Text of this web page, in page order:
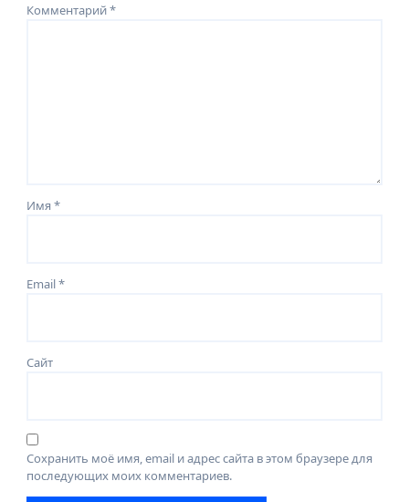
Комментарий*
Имя*
Email*
Сайт
Сохранить моё имя, email и адрес сайта в этом браузере для
последующих моих комментариев.